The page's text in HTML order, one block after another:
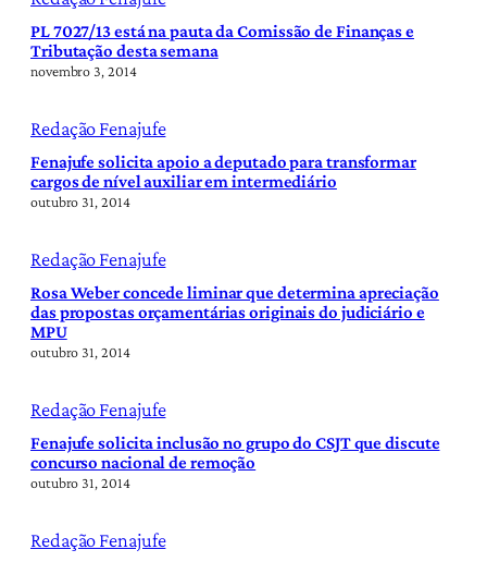
PL 7027/13 está na pauta da Comissão de Finanças e
Tributação desta semana
novembro 3, 2014
Redação Fenajufe
Fenajufe solicita apoio a deputado para transformar
cargos de nível auxiliar em intermediário
outubro 31, 2014
Redação Fenajufe
Rosa Weber concede liminar que determina apreciação
das propostas orçamentárias originais do judiciário e
MPU
outubro 31, 2014
Redação Fenajufe
Fenajufe solicita inclusão no grupo do CSJT que discute
concurso nacional de remoção
outubro 31, 2014
Redação Fenajufe